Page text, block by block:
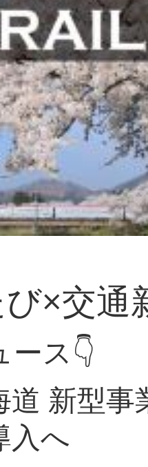
×交通
ス👇
道 新型
入へ